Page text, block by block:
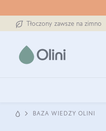
Tłoczony zawsze na zimno
BAZA WIEDZY OLINI